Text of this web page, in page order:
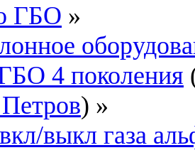
ГБО »
4 поколения
) »
выкл газа